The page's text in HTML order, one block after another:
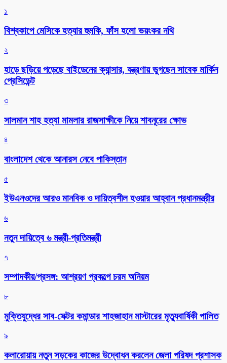
১
বিশ্বকাপে মেসিকে হত্যার হুমকি, ফাঁস হলো ভয়ংকর নথি
২
হাড়ে ছড়িয়ে পড়েছে বাইডেনের ক্যান্সার, যন্ত্রণায় ভুগছেন সাবেক মার্কিন
প্রেসিডেন্ট
৩
সালমান শাহ হত্যা মামলার রাজসাক্ষীকে নিয়ে শাবনূরের ক্ষোভ
৪
বাংলাদেশ থেকে আনারস নেবে পাকিস্তান
৫
ইউএনওদের আরও মানবিক ও দায়িত্বশীল হওয়ার আহ্বান প্রধানমন্ত্রীর
৬
নতুন দায়িত্বে ৬ মন্ত্রী-প্রতিমন্ত্রী
৭
সম্পাদকীয়/প্রসঙ্গ: আশ্রয়ণ প্রকল্পে চরম অনিয়ম
৮
মুক্তিযুদ্ধের সাব-সেক্টর কমান্ডার শাহজাহান মাস্টারের মৃত্যুবার্ষিকী পালিত
৯
কলারোয়ায় নতুন সড়কের কাজের উদ্বোধন করলেন জেলা পরিষদ প্রশাসক